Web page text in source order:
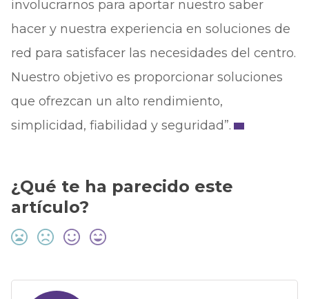
involucrarnos para aportar nuestro saber
hacer y nuestra experiencia en soluciones de
red para satisfacer las necesidades del centro.
Nuestro objetivo es proporcionar soluciones
que ofrezcan un alto rendimiento,
simplicidad, fiabilidad y seguridad”.
¿Qué te ha parecido este
artículo?